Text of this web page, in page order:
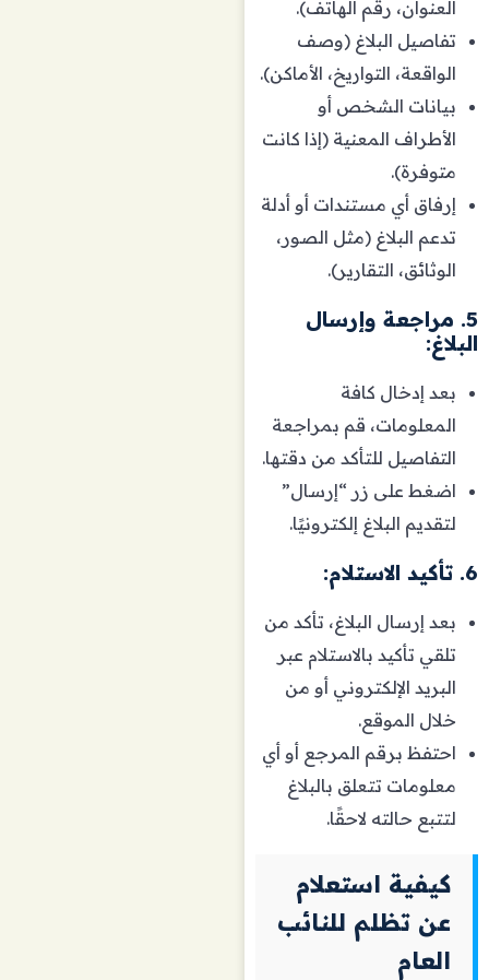
العنوان، رقم الهاتف).
تفاصيل البلاغ (وصف
الواقعة، التواريخ، الأماكن).
بيانات الشخص أو
الأطراف المعنية (إذا كانت
متوفرة).
إرفاق أي مستندات أو أدلة
تدعم البلاغ (مثل الصور،
الوثائق، التقارير).
5. مراجعة وإرسال
البلاغ:
بعد إدخال كافة
المعلومات، قم بمراجعة
التفاصيل للتأكد من دقتها.
اضغط على زر “إرسال”
لتقديم البلاغ إلكترونيًا.
6. تأكيد الاستلام:
بعد إرسال البلاغ، تأكد من
تلقي تأكيد بالاستلام عبر
البريد الإلكتروني أو من
خلال الموقع.
احتفظ برقم المرجع أو أي
معلومات تتعلق بالبلاغ
لتتبع حالته لاحقًا.
كيفية استعلام
عن تظلم للنائب
العام